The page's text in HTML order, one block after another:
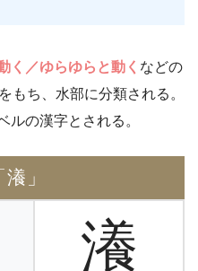
く／ゆらゆらと動く などの
もち、水部に分類される。
ルの漢字とされる。
」
瀁